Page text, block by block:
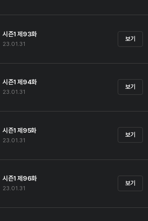
시즌1 제93화
23.01.31
보기
시즌1 제94화
23.01.31
보기
시즌1 제95화
23.01.31
보기
시즌1 제96화
23.01.31
보기